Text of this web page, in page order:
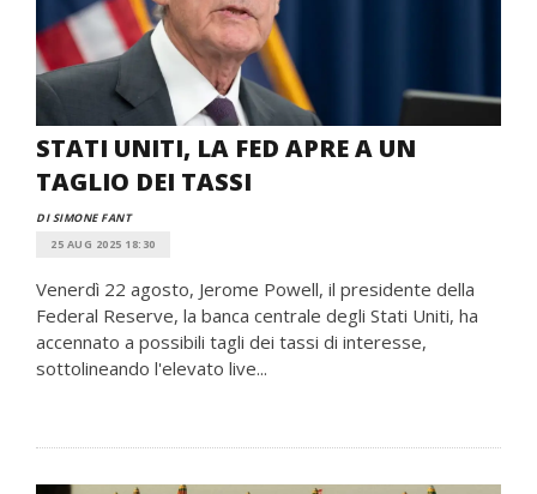
STATI UNITI, LA FED APRE A UN
TAGLIO DEI TASSI
DI SIMONE FANT
25 AUG 2025 18:30
Venerdì 22 agosto, Jerome Powell, il presidente della
Federal Reserve, la banca centrale degli Stati Uniti, ha
accennato a possibili tagli dei tassi di interesse,
sottolineando l'elevato live...